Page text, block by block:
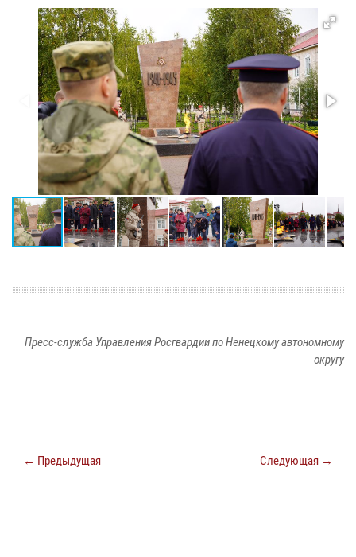
Пресс-служба Управления Росгвардии по Ненецкому автономному
округу
← Предыдущая Следующая →